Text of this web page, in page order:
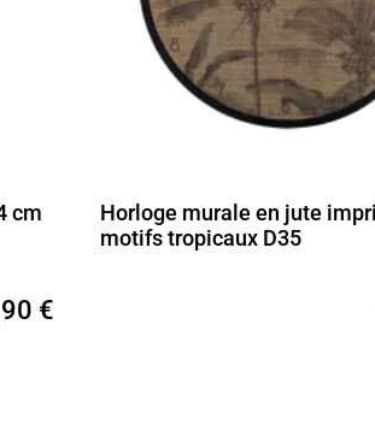
cm
€
Horloge murale en jute
motifs tropicaux D35